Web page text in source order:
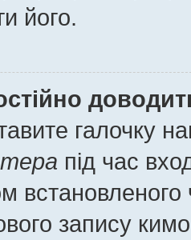
його.
галочку
під час
встановленого
запису